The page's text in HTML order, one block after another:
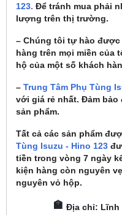
123. Để tránh mua phải
lượng trên thị trường.
– Chúng tôi tự hào
hàng trên mọi miền của
hộ của một số khách
– Trung Tâm Phụ Tùng
với giá rẻ nhất. Đảm
sản phẩm.
Tất cả các sản phẩm
Tùng Isuzu - Hino 123
tiền trong vòng 7 ngày
kiện hàng còn nguyên
nguyên vỏ hộp.
🏫 Địa chỉ: Lĩnh